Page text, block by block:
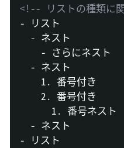
<!-- リストの種類に
- リスト
- ネスト
- さらにネスト
- ネスト
1. 番号付き
2. 番号付き
1. 番号ネスト
-
- リスト